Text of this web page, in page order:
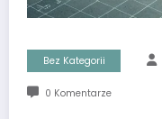
Bez Kategorii
0 Komentarze